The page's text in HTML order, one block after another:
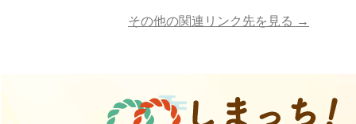
その他の関連リンク先を見る →